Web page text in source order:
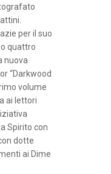
per il suo
quattro
nuova
“Darkwood
volume
ai lettori
Spirito con
dotte
ai Dime